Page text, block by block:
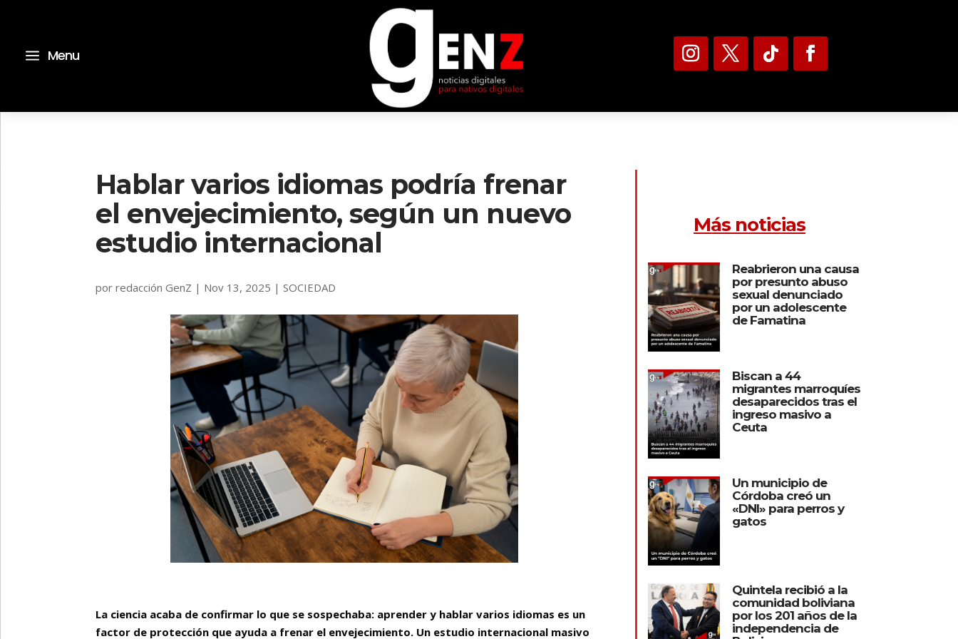
a Menu
Hablar varios idiomas podría frenar
el envejecimiento, según un nuevo
estudio internacional
porredacción GenZ | Nov 13, 2025 |SOCIEDAD
La ciencia acaba de confirmar lo que se sospechaba: aprender y hablar varios idiomas es un
factor de protección que ayuda a frenar el envejecimiento. Un estudio internacional masivo
Más noticias
Reabrieron una causa
por presunto abuso
sexual denunciado
por un adolescente
de Famatina
Biscan a 44
migrantes marroquíes
desaparecidos tras el
ingreso masivo a
Ceuta
Un municipio de
Córdoba creó un
«DNI» para perros y
gatos
Quintela recibió a la
comunidad boliviana
por los 201 años de la
independencia de